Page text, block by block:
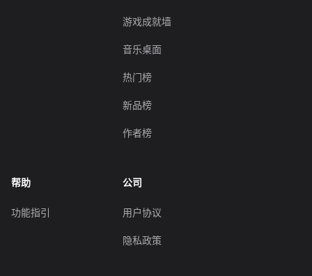
游戏成就墙
音乐桌面
热门榜
新品榜
作者榜
帮助
功能指引
公司
用户协议
隐私政策